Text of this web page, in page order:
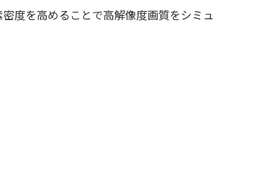
度を高めることで高解像度画質をシミュ